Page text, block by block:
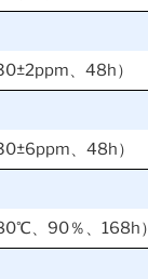
、48h）
、48h）
、90％、168h）